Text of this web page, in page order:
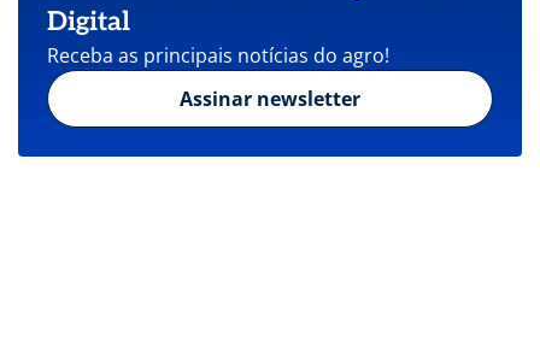
Digital
Receba as principais notícias do agro!
Assinar newsletter